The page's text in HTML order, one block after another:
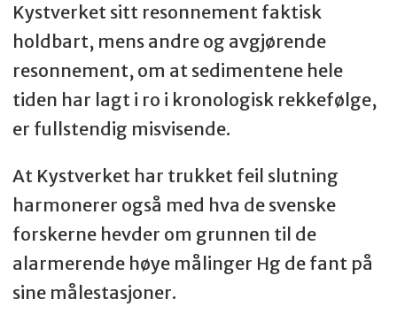
Kystverket sitt resonnement faktisk
holdbart, mens andre og avgjørende
resonnement, om at sedimentene hele
tiden har lagt i ro i kronologisk rekkefølge,
er fullstendig misvisende.
At Kystverket har trukket feil slutning
harmonerer også med hva de svenske
forskerne hevder om grunnen til de
alarmerende høye målinger Hg de fant på
sine målestasjoner.